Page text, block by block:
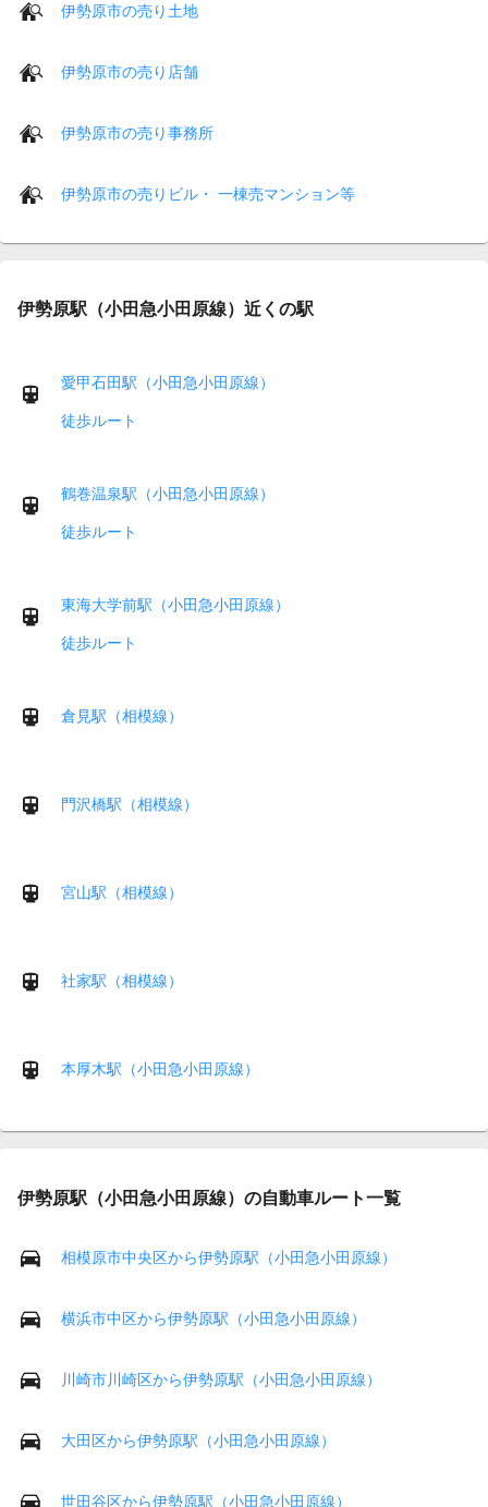
伊勢原市の売り土地
伊勢原市の売り店舗
伊勢原市の売り事務所
伊勢原市の売りビル・ 一棟売マンション等
伊勢原駅（小田急小田原線）近くの駅
愛甲石田駅（小田急小田原線）
徒歩ルート
鶴巻温泉駅（小田急小田原線）
徒歩ルート
東海大学前駅（小田急小田原線）
徒歩ルート
倉見駅（相模線）
門沢橋駅（相模線）
宮山駅（相模線）
社家駅（相模線）
本厚木駅（小田急小田原線）
伊勢原駅（小田急小田原線）の自動車ルート一覧
相模原市中央区から伊勢原駅（小田急小田原線）
横浜市中区から伊勢原駅（小田急小田原線）
川崎市川崎区から伊勢原駅（小田急小田原線）
大田区から伊勢原駅（小田急小田原線）
世田谷区から伊勢原駅（小田急小田原線）